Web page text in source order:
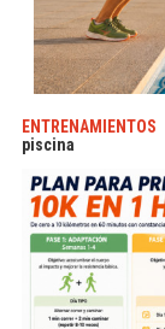
ENTRENAMIENTOS
piscina